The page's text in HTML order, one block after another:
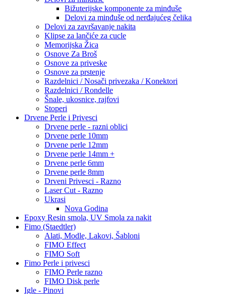
Bižuterijske komponente za minđuše
Delovi za minđuše od nerđajućeg čelika
Delovi za završavanje nakita
Klipse za lančiće za cucle
Memorijska Žica
Osnove Za Broš
Osnove za priveske
Osnove za prstenje
Razdelnici / Nosači privezaka / Konektori
Razdelnici / Rondelle
Šnale, ukosnice, rajfovi
Stoperi
Drvene Perle i Privesci
Drvene perle - razni oblici
Drvene perle 10mm
Drvene perle 12mm
Drvene perle 14mm +
Drvene perle 6mm
Drvene perle 8mm
Drveni Privesci - Razno
Laser Cut - Razno
Ukrasi
Nova Godina
Epoxy Resin smola, UV Smola za nakit
Fimo (Staedtler)
Alati, Modle, Lakovi, Šabloni
FIMO Effect
FIMO Soft
Fimo Perle i privesci
FIMO Perle razno
FIMO Disk perle
Igle - Pinovi